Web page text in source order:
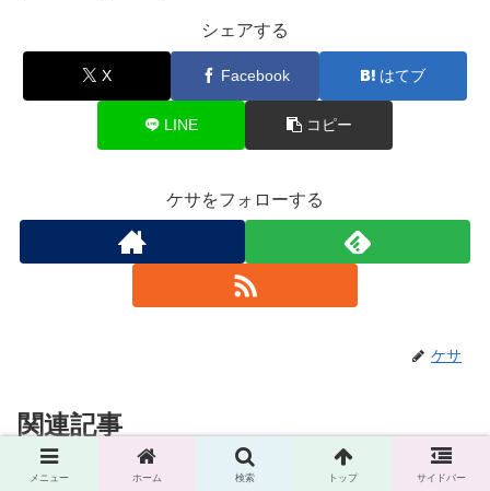
シェアする
X Facebook はてブ
LINE コピー
ケサをフォローする
ケサ
関連記事
メニュー ホーム 検索 トップ サイドバー